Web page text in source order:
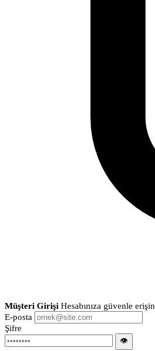
Müşteri Girişi Hesabınıza güvenle erişin
E-posta
Şifre
👁